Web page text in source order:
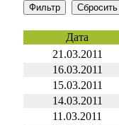
Дата
21.03.2011
16.03.2011
15.03.2011
14.03.2011
11.03.2011